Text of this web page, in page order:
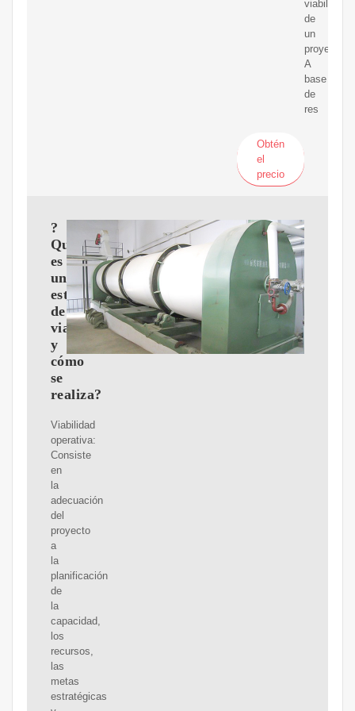
viabilidad
de
un
proyecto.
A
base
de
res
Obtén
el
precio
?
Qué
es
un
estudio
de
viabilidad
y
cómo
se
realiza?
Viabilidad
operativa:
Consiste
en
la
adecuación
del
proyecto
a
la
planificación
de
la
capacidad,
los
recursos,
las
metas
estratégicas